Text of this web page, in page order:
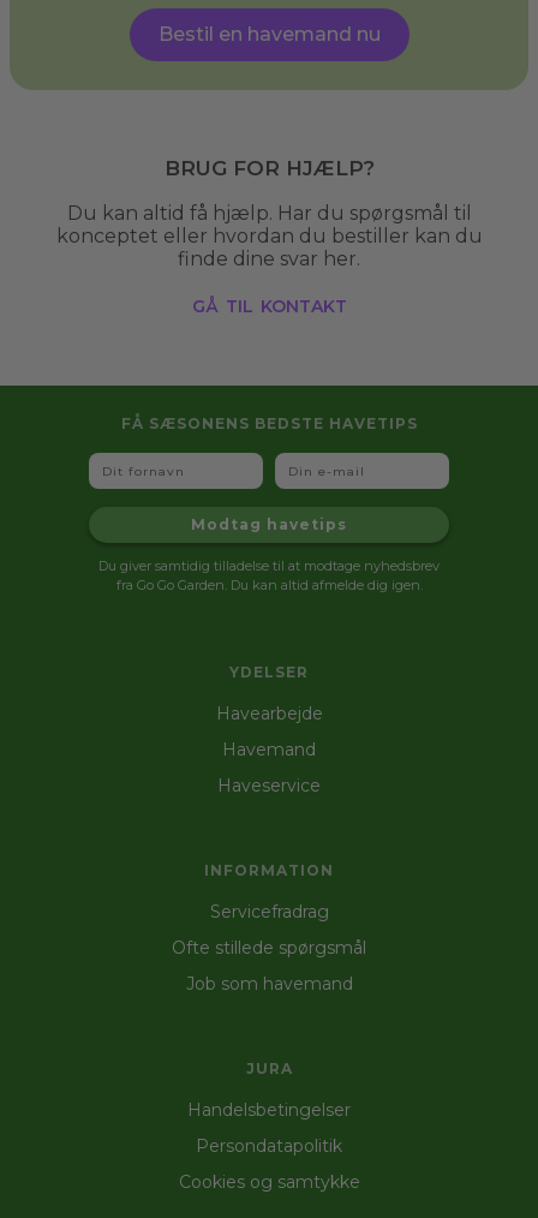
Bestil en havemand nu
Brug for hjælp?
Du kan altid få hjælp. Har du spørgsmål til
konceptet eller hvordan du bestiller kan du
finde dine svar her.
gå til kontakt
YDELSER
Havearbejde
Havemand
Haveservice
INFORMATION
Servicefradrag
Ofte stillede spørgsmål
Job som havemand
JURA
Handelsbetingelser
Persondatapolitik
Cookies og samtykke
FÅ SÆSONENS BEDSTE HAVETIPS
Fornavn Email
Modtag havetips
Du giver samtidig tilladelse til at modtage nyhedsbrev
fra Go Go Garden. Du kan altid afmelde dig igen.